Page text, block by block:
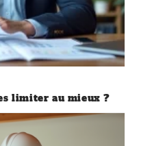
limiter au mieux ?